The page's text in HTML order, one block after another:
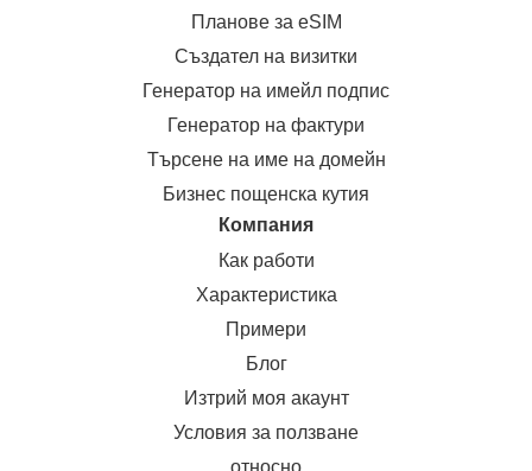
Планове за eSIM
Създател на визитки
Генератор на имейл подпис
Генератор на фактури
Търсене на име на домейн
Бизнес пощенска кутия
Компания
Как работи
Характеристика
Примери
Блог
Изтрий моя акаунт
Условия за ползване
относно